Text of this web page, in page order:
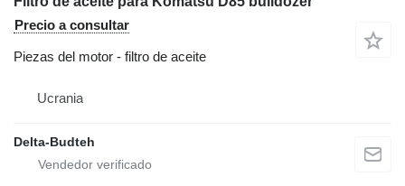
Precio a consultar
Piezas del motor - filtro de aceite
Ucrania
Delta-Budteh